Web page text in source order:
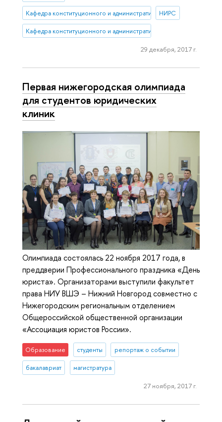
Кафедра конституционного и административного права НИУ ВШЭ
НИРС
Кафедра конституционного и административного права (Нижний
29 декабря, 2017 г.
Первая нижегородская олимпиада
для студентов юридических
клиник
Олимпиада состоялась 22 ноября 2017 года, в
преддверии Профессионального праздника «День
юриста». Организаторами выступили факультет
права НИУ ВШЭ – Нижний Новгород совместно с
Нижегородским региональным отделением
Общероссийской общественной организации
«Ассоциация юристов России».
Образование студенты репортаж о событии
бакалавриат магистратура
27 ноября, 2017 г.